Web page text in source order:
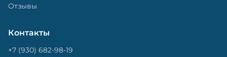
Отзывы
Контакты
+7 (930) 682-98-19